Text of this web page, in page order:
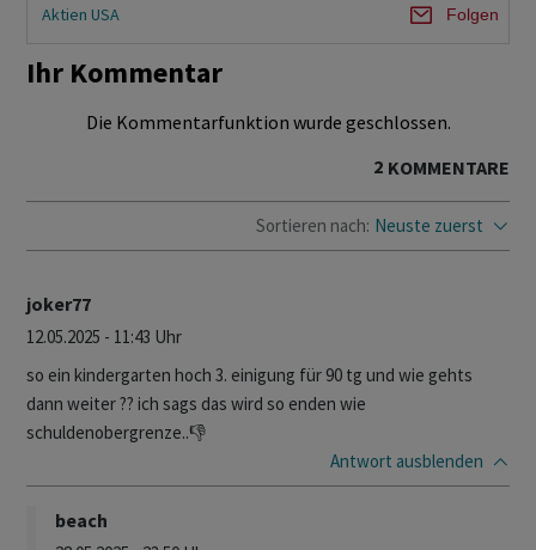
Aktien USA Folgen
Ihr Kommentar
Die Kommentarfunktion wurde geschlossen.
2 KOMMENTARE
Sortieren nach: Neuste zuerst
joker77
12.05.2025 - 11:43 Uhr
so ein kindergarten hoch 3. einigung für 90 tg und wie gehts
dann weiter ?? ich sags das wird so enden wie
schuldenobergrenze..👎
Antwort ausblenden
beach